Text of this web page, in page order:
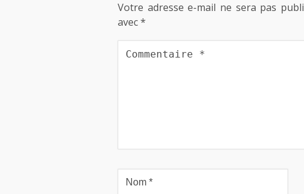
Votre adresse e-mail ne sera pas
avec*